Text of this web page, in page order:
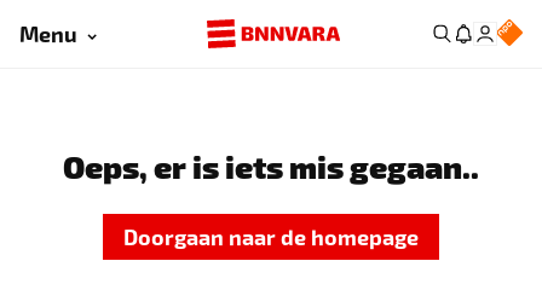
Menu
Oeps, er is iets mis gegaan..
Doorgaan naar de homepage